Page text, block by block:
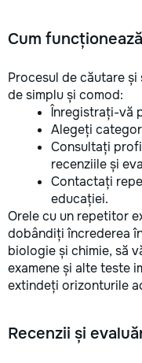
Cum
Procesul de căutare
de simplu și comod:
Înregistrați-vă
Alegeți
Consultați
recenziile și
Contactați
educației.
Orele cu un repetitor
dobândiți încrederea
biologie și chimie, să
examene și alte teste
extindeți orizonturile
Recenzii și